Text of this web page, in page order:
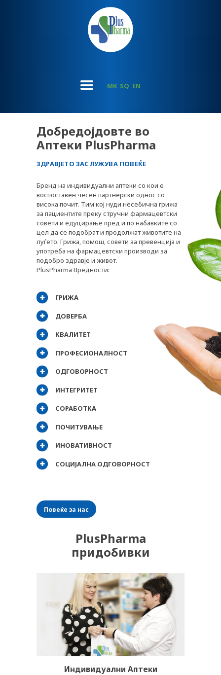
MK SQ EN
Добредојдовте во
Аптеки PlusPharma
ЗДРАВЈЕТО ЗАСЛУЖУВА ПОВЕЌЕ
Бренд на индивидуални аптеки со кои е
воспоставен чесен партнерски однос со
висока почит. Тим кој нуди несебична грижа
за пациентите преку стручни фармацевтски
совети и едуцирање пред и по набавките со
цел да се подобрат и продолжат животите на
луѓето. Грижа, помош, совети за превенција и
употреба на фармацевтски производи за
подобро здравје и живот.
PlusPharma Вредности:
ГРИЖА
ДОВЕРБА
КВАЛИТЕТ
ПРОФЕСИОНАЛНОСТ
ОДГОВОРНОСТ
ИНТЕГРИТЕТ
СОРАБОТКА
ПОЧИТУВАЊЕ
ИНОВАТИВНОСТ
СОЦИЈАЛНА ОДГОВОРНОСТ
Повеќе за нас
PlusPharma
придобивки
Индивидуални Аптеки